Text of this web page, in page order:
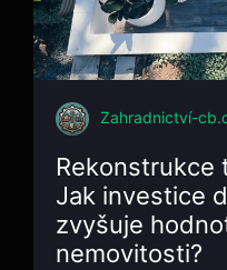
Zahradnictví-
Rekonstrukce
Jak investice
zvyšuje
nemovitosti?